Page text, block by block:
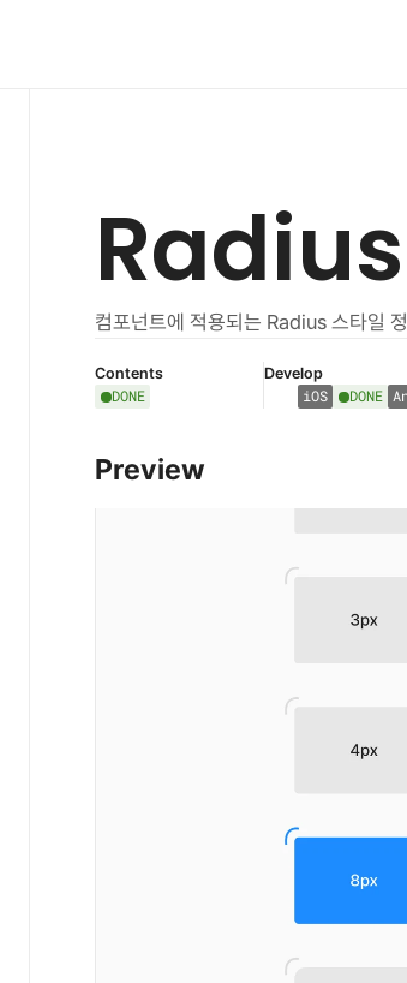
Radius
컴포넌트에 적용되는 Radius 스타일
Contents
DONE
Develop
iOS DONE
Preview